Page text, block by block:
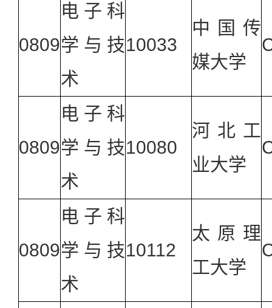
0809
电子科
学与技
术
10033
中国传
媒大学
0809
电子科
学与技
术
10080
河北工
业大学
0809
电子科
学与技
术
10112
太原理
工大学